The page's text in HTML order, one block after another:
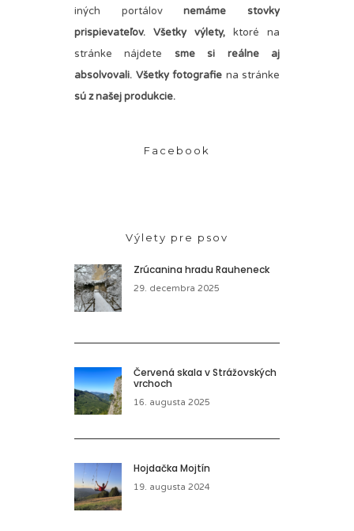
iných portálovnemáme stovky
prispievateľov. Všetky výlety, ktoré na
stránke nájdete sme si reálne aj
absolvovali. Všetky fotografie na stránke
sú z našej produkcie.
Facebook
Výlety pre psov
Zrúcanina hradu Rauheneck
29. decembra 2025
Červená skala v Strážovských
vrchoch
16. augusta 2025
Hojdačka Mojtín
19. augusta 2024